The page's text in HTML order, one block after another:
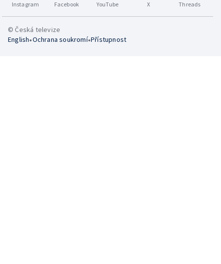
Instagram Facebook YouTube X Threads
© Česká televize
English•Ochrana soukromí•Přístupnost